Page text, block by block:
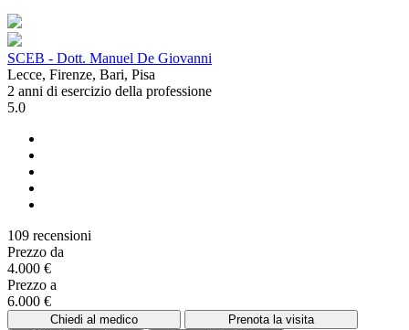
SCEB - Dott. Manuel De Giovanni
Lecce, Firenze, Bari, Pisa
2 anni di esercizio della professione
5.0
109 recensioni
Prezzo da
4.000 €
Prezzo a
6.000 €
Chiedi al medico
Prenota la visita